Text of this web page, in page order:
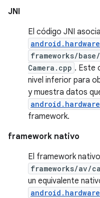
JNI
El código JNI
frameworks/
Camera.cpp . Este
nivel inferior para
y muestra datos
framework.
framework nativo
El framework
frameworks/av/
un equivalente